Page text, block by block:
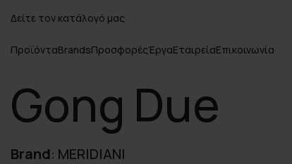
Δείτε τον κατάλογό μας
ΠροϊόνταBrandsΠροσφορέςΈργαΕταιρείαΕπικοινωνία
Gong Due
Brand: MERIDIANI